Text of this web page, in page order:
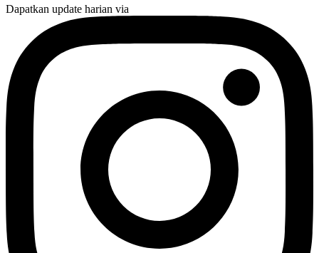
Dapatkan update harian via